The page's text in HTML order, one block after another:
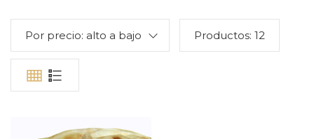
Por precio: alto a bajo Productos: 12